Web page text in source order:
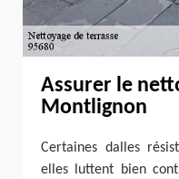
Assurer le
Montlignon
Certaines dalles
elles luttent bien